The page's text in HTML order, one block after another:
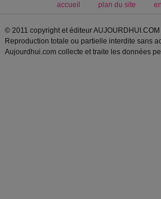
accueil plan du site
© 2011 copyright et éditeur
Reproduction totale ou partielle interdite sans
Aujourdhui.com collecte et traite les données